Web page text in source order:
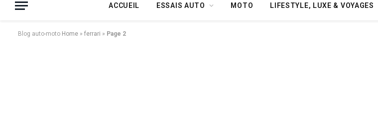
ACCUEIL ESSAIS AUTO MOTO LIFESTYLE, LUXE & VOYAGES
Blog auto-moto Home » ferrari » Page 2